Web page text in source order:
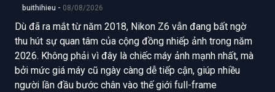
buithihieu - 08/08/2026
Dù đã ra mắt từ năm 2018, Nikon Z6 vẫn đang bất ngờ
thu hút sự quan tâm của cộng đồng nhiếp ảnh trong năm
2026. Không phải vì đây là chiếc máy ảnh mạnh nhất, mà
bởi mức giá máy cũ ngày càng dễ tiếp cận, giúp nhiều
người lần đầu bước chân vào thế giới full-frame